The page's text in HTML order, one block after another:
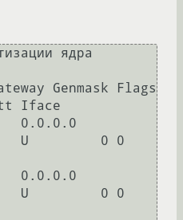
ядра
Genmask Flags
Iface
0.0.0.0
U         0 0
0.0.0.0
U         0 0